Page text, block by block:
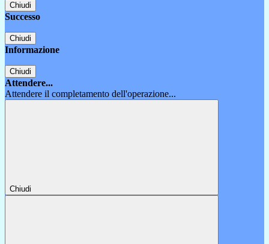
Chiudi
Successo
Chiudi
Informazione
Chiudi
Attendere...
Attendere il completamento dell'operazione...
Chiudi